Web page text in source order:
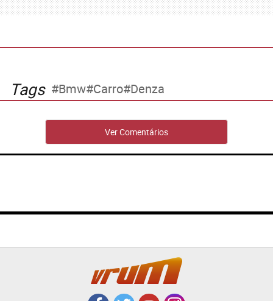
Tags Bmw Carro Denza
Ver Comentários